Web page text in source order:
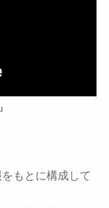
もとに構成して